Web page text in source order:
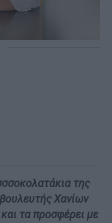
της
Χανίων
τα προσφέρει με